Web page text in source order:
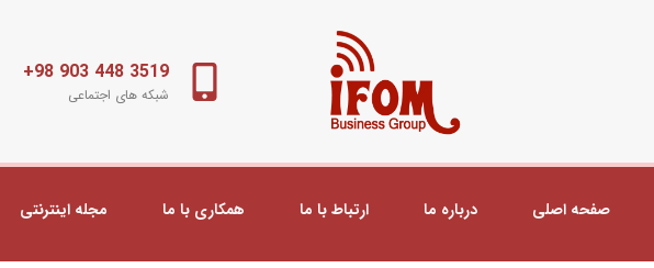
3519 448 903 98+
شبکه های اجتماعی
صفحه اصلی درباره ما ارتباط با ما همکاری با ما مجله اینترنتی